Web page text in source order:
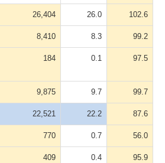
26,404 26.0 102.6
8,410 8.3 99.2
184 0.1 97.5
9,875 9.7 99.7
22,521 22.2 87.6
770 0.7 56.0
409 0.4 95.9